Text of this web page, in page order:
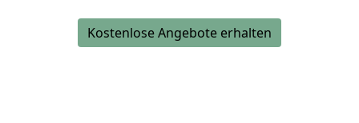
Kostenlose Angebote erhalten